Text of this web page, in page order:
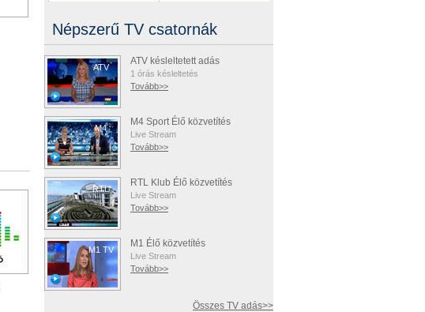
Népszerű TV csatornák
ATV
ATV késleltetett adás
1 órás késleltetés
Tovább>>
M4
M4 Sport Élő közvetítés
Live Stream
Tovább>>
RTL
RTL Klub Élő közvetítés
Live Stream
Tovább>>
M1 TV
M1 Élő közvetítés
Live Stream
Tovább>>
Összes TV adás>>